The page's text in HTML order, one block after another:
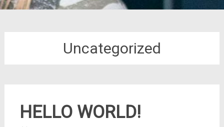
Uncategorized
HELLO WORLD!